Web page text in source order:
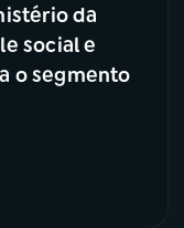
da
social e
o segmento